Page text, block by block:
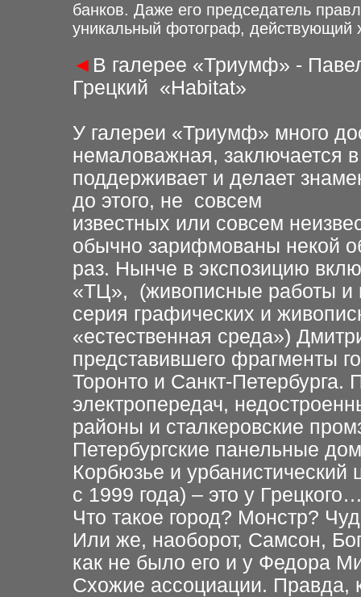
банков. Даже его председатель
уникальный фотограф, действующий
◄ В галерее «Триумф» -
Грецкий «Habitat»
У галереи «Триумф» много
немаловажная, заключается
поддерживает и делает
до этого, не совсем
известных или совсем
обычно зарифмованы некой
раз. Нынче в экспозицию
«ТЦ», (живописные работы и
серия графических и
«естественная среда»)
представившего фрагменты
Торонто и Санкт-
электропередач,
районы и сталкеровские
Петербургские панельные
Корбюзье и урбанистический
с 1999 года) – это у
Что такое город? Монстр?
Или же, наоборот, Самсон,
как не было его и у Федора
Схожие ассоциации. Правда,